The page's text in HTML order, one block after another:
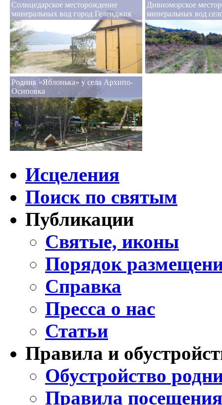
Солнцедарское месторождение
минеральных вод город Геленджик
Дивноморское
минеральных вод
Родник «Яблонька» у села Архипо-
Осиповка
Исцеления
Поиск по святым
Публикации
Святые, иконы
Порядок
Справка
Пресса о нас
Статьи
Правила и
Обустройство
Правила